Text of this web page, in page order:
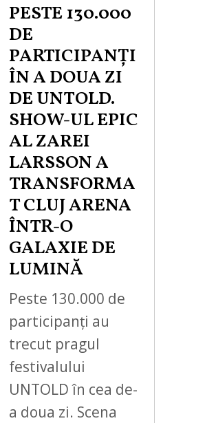
PESTE 130.000
DE
PARTICIPANȚI
ÎN A DOUA ZI
DE UNTOLD.
SHOW-UL EPIC
AL ZAREI
LARSSON A
TRANSFORMA
T CLUJ ARENA
ÎNTR-O
GALAXIE DE
LUMINĂ
Peste 130.000 de
participanți au
trecut pragul
festivalului
UNTOLD în cea de-
a doua zi. Scena